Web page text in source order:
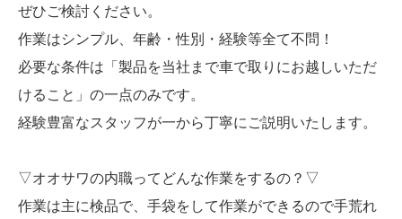
ぜひご検討ください。
作業はシンプル、年齢・性別・経験等全て不問！
必要な条件は「製品を当社まで車で取りにお越しいただ
けること」の一点のみです。
経験豊富なスタッフが一から丁寧にご説明いたします。
▽オオサワの内職ってどんな作業をするの？▽
作業は主に検品で、手袋をして作業ができるので手荒れ